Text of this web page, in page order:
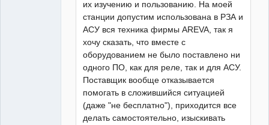
их изучению и пользованию. На моей
станции допустим использована в РЗА и
АСУ вся техника фирмы AREVA, так я
хочу сказать, что вместе с
оборудованием не было поставлено ни
одного ПО, как для реле, так и для АСУ.
Поставщик вообще отказывается
помогать в сложившийся ситуацией
(даже "не бесплатно"), приходится все
делать самостоятельно, изыскивать